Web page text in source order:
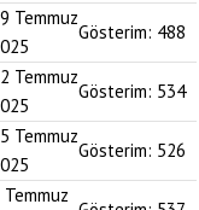
Temmuz
Gösterim: 488
Temmuz
Gösterim: 534
Temmuz
Gösterim: 526
Temmuz